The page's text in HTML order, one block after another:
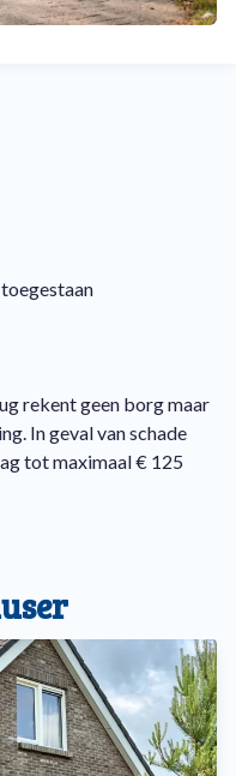
die Kinder keinen
oder sich in der
geräumigen
Hondsrug einer der
Villa mit Ihrem
das ist großartig in
rekent geen borg maar
In geval van schade
tot maximaal € 125